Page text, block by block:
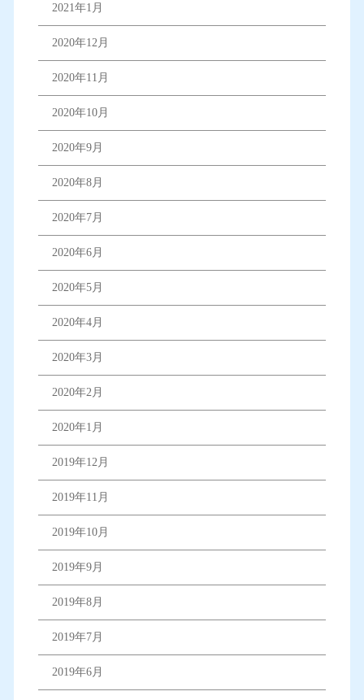
2021年1月
2020年12月
2020年11月
2020年10月
2020年9月
2020年8月
2020年7月
2020年6月
2020年5月
2020年4月
2020年3月
2020年2月
2020年1月
2019年12月
2019年11月
2019年10月
2019年9月
2019年8月
2019年7月
2019年6月